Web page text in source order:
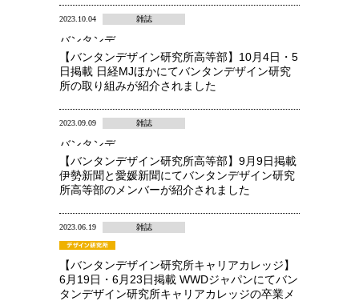
2023.10.04 雑誌
バンタンデ
ザイン研究
所 高等部
【バンタンデザイン研究所高等部】10月4日・5
日掲載 日経MJほかにてバンタンデザイン研究
所の取り組みが紹介されました
2023.09.09 雑誌
バンタンデ
ザイン研究
所 高等部
【バンタンデザイン研究所高等部】9月9日掲載
伊勢新聞と愛媛新聞にてバンタンデザイン研究
所高等部のメンバーが紹介されました
2023.06.19 雑誌
【バンタンデザイン研究所キャリアカレッジ】
6月19日・6月23日掲載 WWDジャパンにてバン
タンデザイン研究所キャリアカレッジの卒業メ